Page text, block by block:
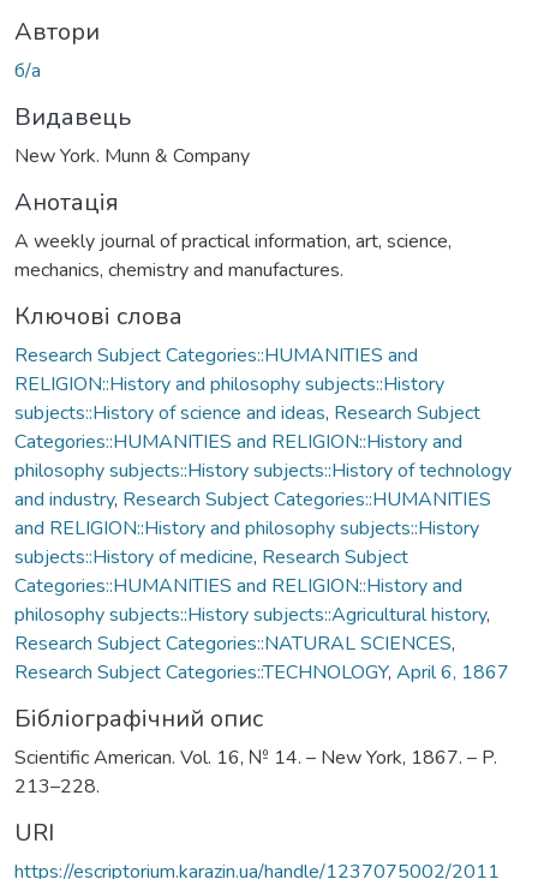
Автори
б/а
Видавець
New York. Munn & Company
Анотація
A weekly journal of practical information, art, science,
mechanics, chemistry and manufactures.
Ключові слова
Research Subject Categories::HUMANITIES and
RELIGION::History and philosophy subjects::History
subjects::History of science and ideas, Research Subject
Categories::HUMANITIES and RELIGION::History and
philosophy subjects::History subjects::History of technology
and industry, Research Subject Categories::HUMANITIES
and RELIGION::History and philosophy subjects::History
subjects::History of medicine, Research Subject
Categories::HUMANITIES and RELIGION::History and
philosophy subjects::History subjects::Agricultural history,
Research Subject Categories::NATURAL SCIENCES,
Research Subject Categories::TECHNOLOGY, April 6, 1867
Бібліографічний опис
Scientific American. Vol. 16, № 14. – New York, 1867. – P.
213–228.
URI
https://escriptorium.karazin.ua/handle/1237075002/2011